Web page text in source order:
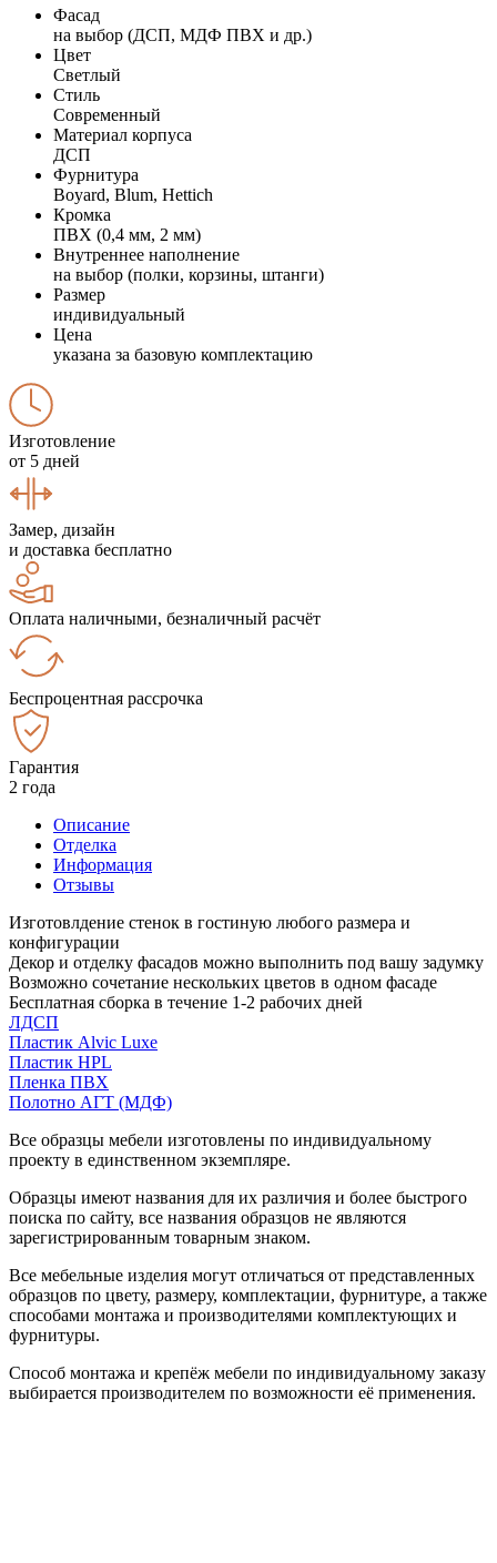
Фасад
на выбор (ДСП, МДФ ПВХ и др.)
Цвет
Светлый
Стиль
Современный
Материал корпуса
ДСП
Фурнитура
Boyard, Blum, Hettich
Кромка
ПВХ (0,4 мм, 2 мм)
Внутреннее наполнение
на выбор (полки, корзины, штанги)
Размер
индивидуальный
Цена
указана за базовую комплектацию
Изготовление
от 5 дней
Замер, дизайн
и доставка бесплатно
Оплата наличными, безналичный расчёт
Беспроцентная рассрочка
Гарантия
2 года
Описание
Отделка
Информация
Отзывы
Изготовлдение стенок в гостиную любого размера и
конфигурации
Декор и отделку фасадов можно выполнить под вашу задумку
Возможно сочетание нескольких цветов в одном фасаде
Бесплатная сборка в течение 1-2 рабочих дней
ЛДСП
Пластик Alvic Luxe
Пластик HPL
Пленка ПВХ
Полотно АГТ (МДФ)
Все образцы мебели изготовлены по индивидуальному
проекту в единственном экземпляре.
Образцы имеют названия для их различия и более быстрого
поиска по сайту, все названия образцов не являются
зарегистрированным товарным знаком.
Все мебельные изделия могут отличаться от представленных
образцов по цвету, размеру, комплектации, фурнитуре, а также
способами монтажа и производителями комплектующих и
фурнитуры.
Способ монтажа и крепёж мебели по индивидуальному заказу
выбирается производителем по возможности её применения.